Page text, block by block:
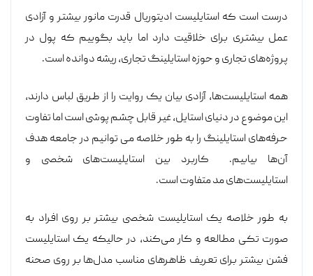
درست است که استایلیست ادیتوریال قدرت مانور بیشتر و آزادی
عمل بیشتری برای خلاقیت دارد اما باید بگوییم که پول در
پروژه‌های تجاری و حوزه استایلینگ تجاری، ریشه دوانده است.
همه استایلیست‌ها، آزادی بیان یک روایت را از طریق لباس دارند،
این موضوع در دنیای استایل، غیر قابل چشم پوشی است اما تفاوت
حرفه‌های استایلینگ را به طور خلاصه می توانیم در جامعه هدف
آن‌ها بیابیم. کاربرد بین استایلیست‌های شخصی و
استایلیست‌های مد متفاوت است.
به طور خلاصه یک استایلیست شخصی بیشتر بر روی افراد به
صورت تکی مطالعه و کار می‌کند، در حالیکه یک استایلیست
فشن بیشتر برای تعریف ظاهرهای مناسب مدل‌ها بر روی صحنه